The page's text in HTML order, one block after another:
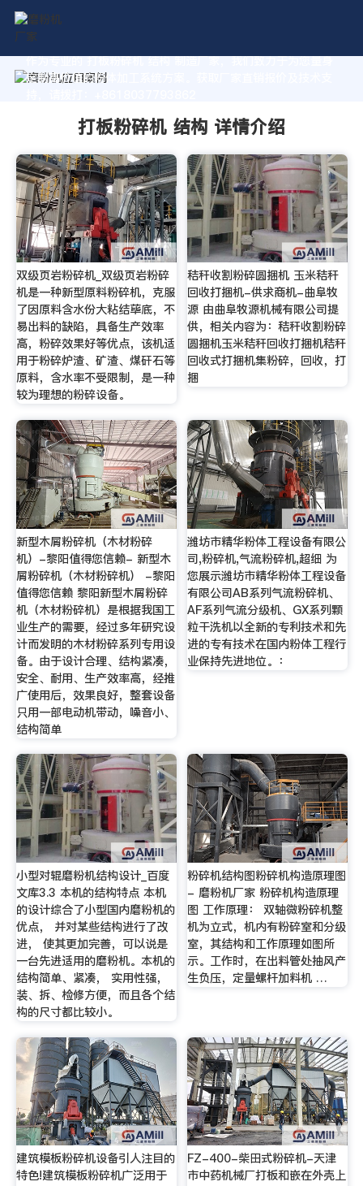
作为专业的 打板粉碎机 结构 制造厂家，我们致力于为您量身
定制高价值的粉体加工系统方案。获取厂家直销报价及技术支
打板粉碎机 结构 详情介绍
双级页岩粉碎机_双级页岩粉碎
机是一种新型原料粉碎机，克服
了因原料含水份大粘结荜底，不
易出料的缺陷，具备生产效率
高，粉碎效果好等优点，该机适
用于粉碎炉渣、矿渣、煤矸石等
原料，含水率不受限制，是一种
较为理想的粉碎设备。
秸秆收割粉碎圆捆机 玉米秸秆
回收打捆机-供求商机-曲阜牧
源 由曲阜牧源机械有限公司提
供，相关内容为：秸秆收割粉碎
圆捆机玉米秸秆回收打捆机秸秆
回收式打捆机集粉碎，回收，打
捆
新型木屑粉碎机（木材粉碎
机）-黎阳值得您信赖- 新型木
屑粉碎机（木材粉碎机） -黎阳
值得您信赖 黎阳新型木屑粉碎
机（木材粉碎机）是根据我国工
业生产的需要，经过多年研究设
计而发明的木材粉碎系列专用设
备。由于设计合理、结构紧凑，
安全、耐用、生产效率高，经推
广使用后，效果良好，整套设备
只用一部电动机带动，噪音小、
结构简单
潍坊市精华粉体工程设备有限公
司,粉碎机,气流粉碎机,超细 为
您展示潍坊市精华粉体工程设备
有限公司AB系列气流粉碎机、
AF系列气流分级机、GX系列颗
粒干洗机以全新的专利技术和先
进的专有技术在国内粉体工程行
业保持先进地位。：
小型对辊磨粉机结构设计_百度
文库3.3 本机的结构特点 本机
的设计综合了小型国内磨粉机的
优点， 并对某些结构进行了改
进， 使其更加完善，可以说是
一台先进适用的磨粉机。本机的
结构简单、紧凑， 实用性强，
装、拆、检修方便，而且各个结
构的尺寸都比较小。
粉碎机结构图粉碎机构造原理图
- 磨粉机厂家 粉碎机构造原理
图 工作原理： 双轴微粉碎机整
机为立式，机内有粉碎室和分级
室，其结构和工作原理如图所
示。工作时，在出料管处抽风产
生负压，定量螺杆加料机 …
建筑模板粉碎机设备引人注目的
特色!建筑模板粉碎机广泛用于
FZ-400-柴田式粉碎机-天津
市中药机械厂打板和嵌在外壳上